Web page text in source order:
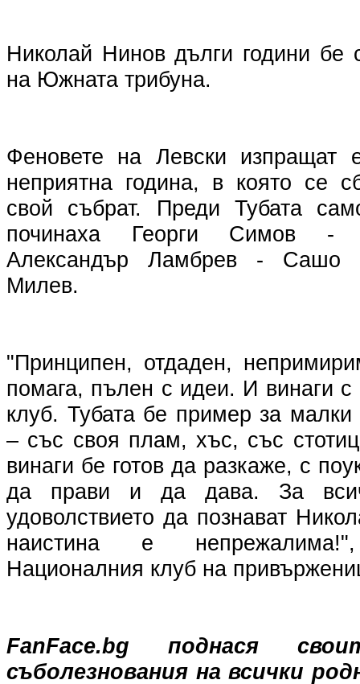
Николай Нинов дълги години бе
на Южната трибуна.
Феновете на Левски изпращат
неприятна година, в която се
свой събрат. Преди Тубата
починаха Георги Симов -
Александър Ламбрев - Сашо
Милев.
"Принципен, отдаден,
помага, пълен с идеи. И винаги
клуб. Тубата бе пример за
– със своя плам, хъс, със
винаги бе готов да разкаже, с
да прави и да дава. За
удоволствието да познават
наистина е
Националния клуб на
FanFace.bg поднася
съболезнования на всички